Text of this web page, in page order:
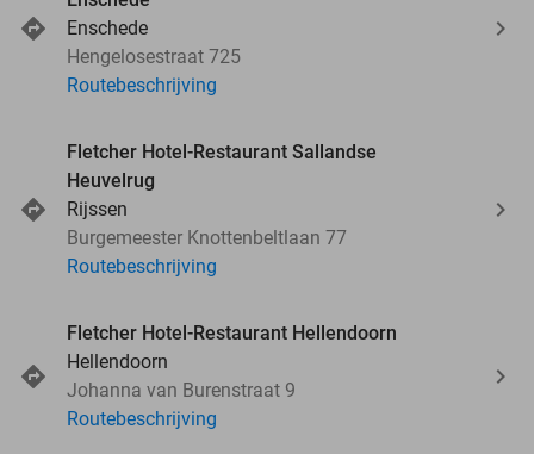
Enschede
Hengelosestraat 725
Routebeschrijving
Fletcher Hotel-Restaurant Sallandse
Heuvelrug
Rijssen
Burgemeester Knottenbeltlaan 77
Routebeschrijving
Fletcher Hotel-Restaurant Hellendoorn
Hellendoorn
Johanna van Burenstraat 9
Routebeschrijving